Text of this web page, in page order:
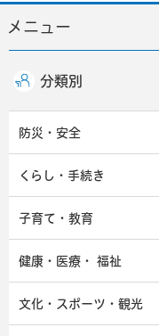
メニュー
分類別
防災・安全
くらし・手続き
子育て・教育
健康・医療・ 福祉
文化・スポーツ・観光